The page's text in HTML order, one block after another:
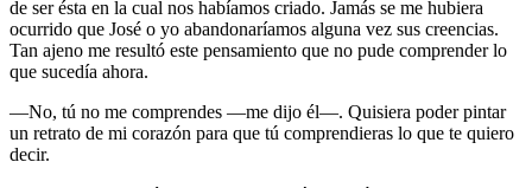
de ser ésta en la cual nos habíamos criado. Jamás se me hubiera
ocurrido que José o yo abandonaríamos alguna vez sus creencias.
Tan ajeno me resultó este pensamiento que no pude comprender lo
que sucedía ahora.
—No, tú no me comprendes —me dijo él—. Quisiera poder pintar
un retrato de mi corazón para que tú comprendieras lo que te quiero
decir.